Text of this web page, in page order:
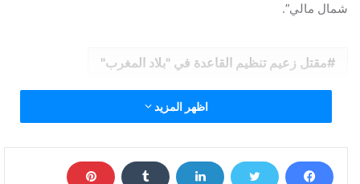
شمال مالي”.
مقتل زعيم تنظيم القاعدة في "بلاد المغرب"
اظهر المزيد